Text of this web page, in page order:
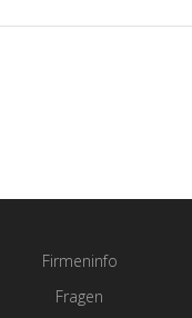
Firmeninfo
Fragen